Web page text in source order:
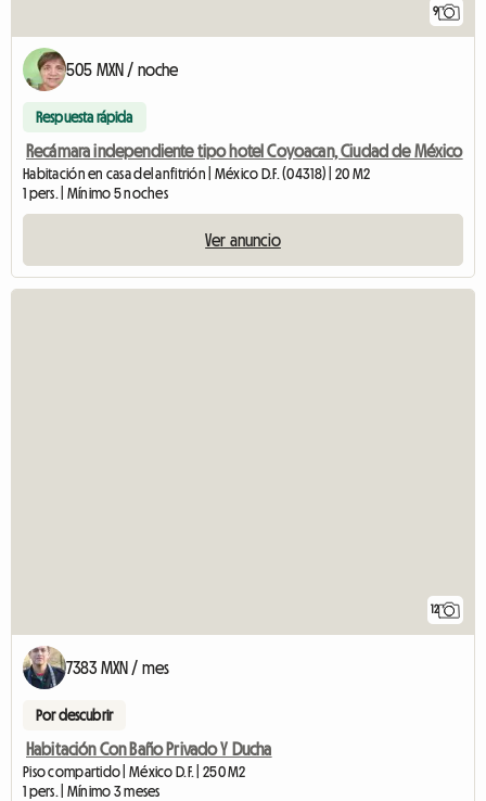
9
505 MXN / noche
Respuesta rápida
Recámara independiente tipo hotel Coyoacan, Ciudad de México
Habitación en casa del anfitrión | México D.F. (04318) | 20 M2
1 pers. | Mínimo 5 noches
Ver anuncio
12
7383 MXN / mes
Por descubrir
Habitación Con Baño Privado Y Ducha
Piso compartido | México D.F. | 250 M2
1 pers. | Mínimo 3 meses